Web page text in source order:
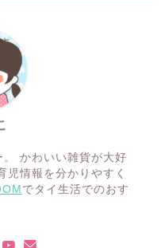
かわいい雑貨が大好
児情報を分かりやすく
でタイ生活でのおす